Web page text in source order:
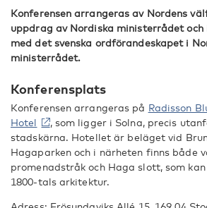
Konferensen arrangeras av Nordens
uppdrag av Nordiska ministerrådet
med det svenska ordförandeskapet i
ministerrådet.
Konferensplats
Konferensen arrangeras på Radisson
Hotel
, som ligger i Solna, precis
stadskärna. Hotellet är beläget vid
Hagaparken och i närheten finns både
promenadstråk och Haga slott, som
1800-tals arkitektur.